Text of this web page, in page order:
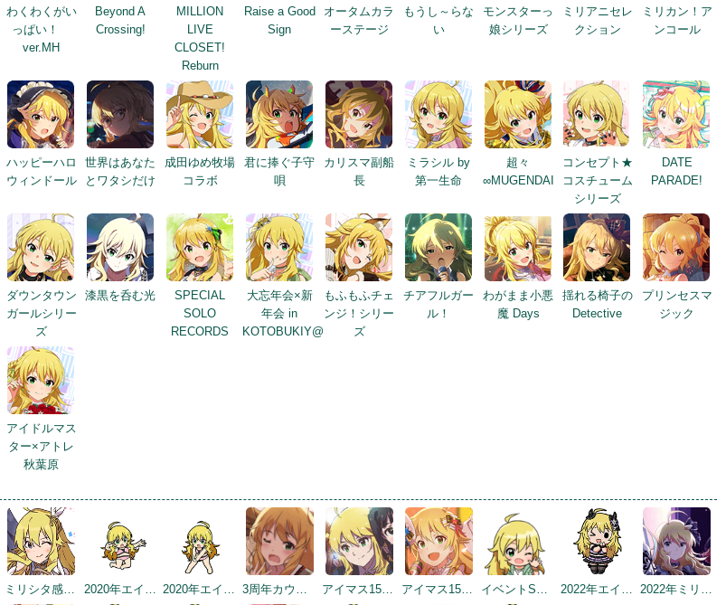
わくわくがい
っぱい！
ver.MH
Beyond A
Crossing!
MILLION
LIVE
CLOSET!
Reburn
Raise a Good
Sign
オータムカラ
ーステージ
もうし～らな
い
モンスターっ
娘シリーズ
ミリアニセレ
クション
ミリカン！ア
ンコール
ハッピーハロ
ウィンドール
世界はあなた
とワタシだけ
成田ゆめ牧場
コラボ
君に捧ぐ子守
唄
カリスマ副船
長
ミラシル by
第一生命
超々
∞MUGENDAI
コンセプト★
コスチューム
シリーズ
DATE
PARADE!
ダウンタウン
ガールシリー
ズ
漆黒を呑む光
SPECIAL
SOLO
RECORDS
大忘年会×新
年会 in
KOTOBUKIY@
もふもふチェ
ンジ！シリー
ズ
チアフルガー
ル！
わがまま小悪
魔 Days
揺れる椅子の
Detective
プリンセスマ
ジック
アイドルマス
ター×アトレ
秋葉原
ミリシタ感謝祭2019～2020 2020年エイプリルフールネタ 2020年エイプリルフールネタ 3周年カウントダウンイラスト アイマス15周年記念 アイマス15周年記念 イベントSD #3 2022年エイプリルフールネタ 2022年ミリシタ5周年トップ画面